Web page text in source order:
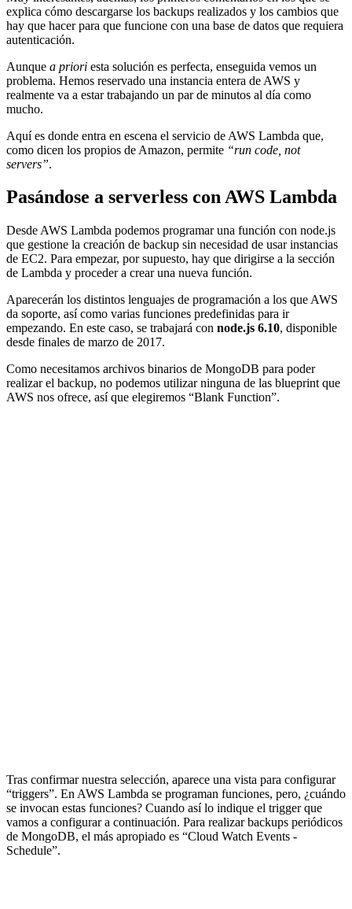
explica cómo descargarse los backups realizados y los cambios que
hay que hacer para que funcione con una base de datos que requiera
autenticación.
Aunque a priori esta solución es perfecta, enseguida vemos un
problema. Hemos reservado una instancia entera de AWS y
realmente va a estar trabajando un par de minutos al día como
mucho.
Aquí es donde entra en escena el servicio de AWS Lambda que,
como dicen los propios de Amazon, permite “run code, not
servers”.
Pasándose a serverless con AWS Lambda
Desde AWS Lambda podemos programar una función con node.js
que gestione la creación de backup sin necesidad de usar instancias
de EC2. Para empezar, por supuesto, hay que dirigirse a la sección
de Lambda y proceder a crear una nueva función.
Aparecerán los distintos lenguajes de programación a los que AWS
da soporte, así como varias funciones predefinidas para ir
empezando. En este caso, se trabajará con node.js 6.10, disponible
desde finales de marzo de 2017.
Como necesitamos archivos binarios de MongoDB para poder
realizar el backup, no podemos utilizar ninguna de las blueprint que
AWS nos ofrece, así que elegiremos “Blank Function”.
Tras confirmar nuestra selección, aparece una vista para configurar
“triggers”. En AWS Lambda se programan funciones, pero, ¿cuándo
se invocan estas funciones? Cuando así lo indique el trigger que
vamos a configurar a continuación. Para realizar backups periódicos
de MongoDB, el más apropiado es “Cloud Watch Events -
Schedule”.